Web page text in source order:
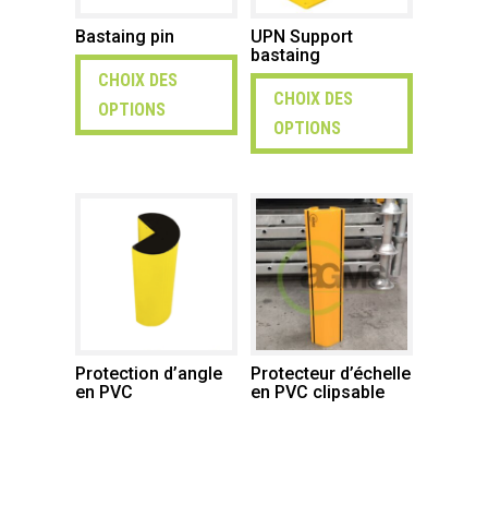
Bastaing pin
CHOIX DES
OPTIONS
UPN Support
bastaing
CHOIX DES
OPTIONS
Protection d’angle
en PVC
Protecteur d’échelle
en PVC clipsable